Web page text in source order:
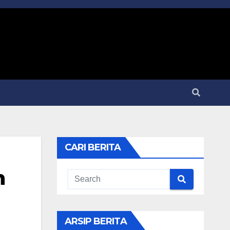
CARI BERITA
ARSIP BERITA